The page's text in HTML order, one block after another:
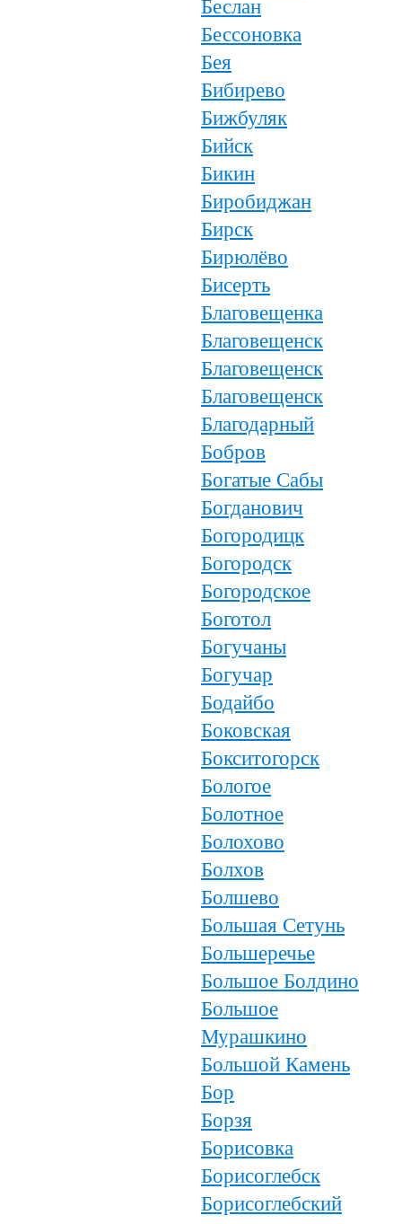
Беслан
Бессоновка
Бея
Бибирево
Бижбуляк
Бийск
Бикин
Биробиджан
Бирск
Бирюлёво
Бисерть
Благовещенка
Благовещенск
Благовещенск
Благовещенск
Благодарный
Бобров
Богатые Сабы
Богданович
Богородицк
Богородск
Богородское
Боготол
Богучаны
Богучар
Бодайбо
Боковская
Бокситогорск
Бологое
Болотное
Болохово
Болхов
Болшево
Большая Сетунь
Большеречье
Большое Болдино
Большое
Мурашкино
Большой Камень
Бор
Борзя
Борисовка
Борисоглебск
Борисоглебский